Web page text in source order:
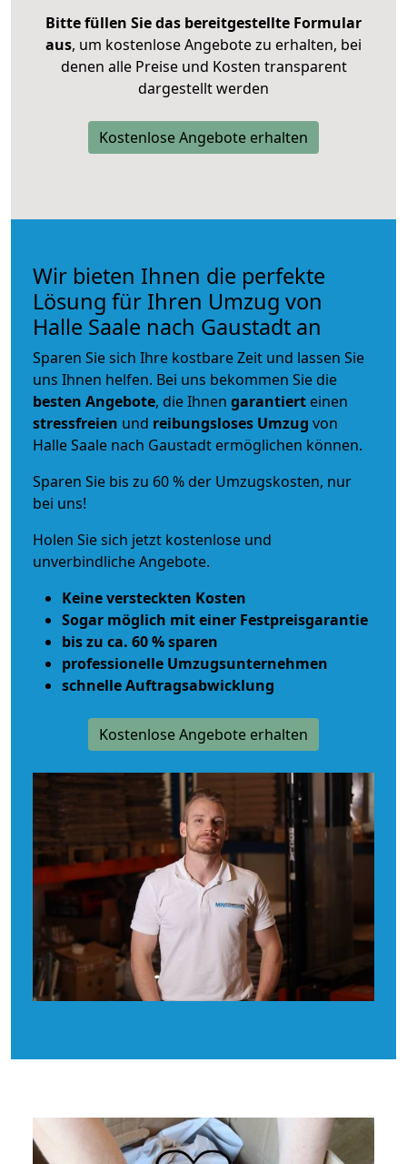
Bitte füllen Sie das bereitgestellte Formular
aus, um kostenlose Angebote zu erhalten, bei
denen alle Preise und Kosten transparent
dargestellt werden
Kostenlose Angebote erhalten
Wir bieten Ihnen die perfekte
Lösung für Ihren Umzug von
Halle Saale nach Gaustadt an
Sparen Sie sich Ihre kostbare Zeit und lassen Sie
uns Ihnen helfen. Bei uns bekommen Sie die
besten Angebote, die Ihnen garantiert einen
stressfreien und reibungsloses Umzug von
Halle Saale nach Gaustadt ermöglichen können.
Sparen Sie bis zu 60 % der Umzugskosten, nur
bei uns!
Holen Sie sich jetzt kostenlose und
unverbindliche Angebote.
Keine versteckten Kosten
Sogar möglich mit einer Festpreisgarantie
bis zu ca. 60 % sparen
professionelle Umzugsunternehmen
schnelle Auftragsabwicklung
Kostenlose Angebote erhalten